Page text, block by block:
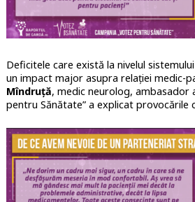
Deficitele care există la nivelul
un impact major asupra relației medic-
Mîndruță, medic neurolog, ambasador
pentru Sănătate” a explicat provocările